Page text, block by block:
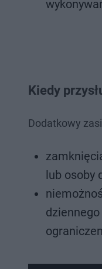
Kiedy
Dodatkowy
lub osoby